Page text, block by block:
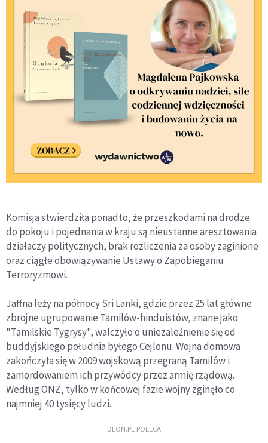
Komisja stwierdziła ponadto, że przeszkodami na drodze
do pokoju i pojednania w kraju są nieustanne aresztowania
działaczy politycznych, brak rozliczenia za osoby zaginione
oraz ciągłe obowiązywanie Ustawy o Zapobieganiu
Terroryzmowi.
Jaffna leży na północy Sri Lanki, gdzie przez 25 lat główne
zbrojne ugrupowanie Tamilów-hinduistów, znane jako
"Tamilskie Tygrysy", walczyło o uniezależnienie się od
buddyjskiego południa byłego Cejlonu. Wojna domowa
zakończyła się w 2009 wojskową przegraną Tamilów i
zamordowaniem ich przywódcy przez armię rządową.
Według ONZ, tylko w końcowej fazie wojny zginęło co
najmniej 40 tysięcy ludzi.
DEON.PL POLECA